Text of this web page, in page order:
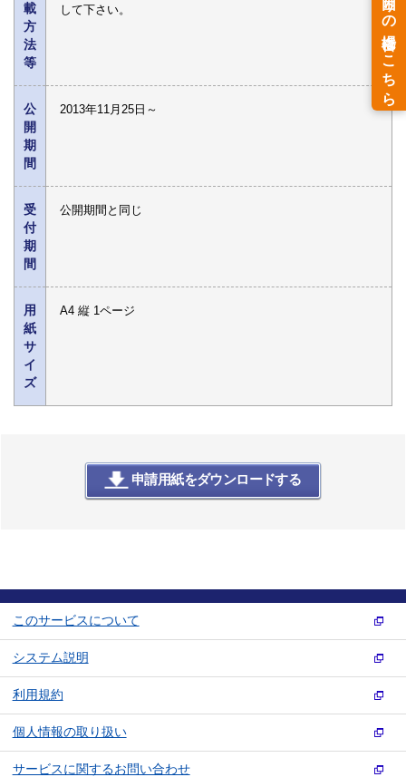
載
方
法
等
して下さい。
公
開
期
間
2013年11月25日～
受
付
期
間
公開期間と同じ
用
紙
サ
イ
ズ
A4 縦 1ページ
申請用紙をダウンロードする
このサービスについて
システム説明
利用規約
個人情報の取り扱い
サービスに関するお問い合わせ